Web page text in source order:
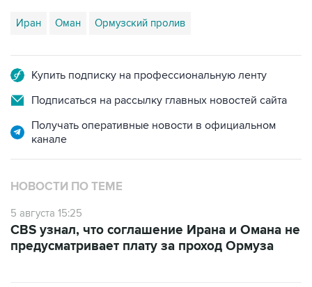
Иран Оман Ормузский пролив
Купить подписку на профессиональную ленту
Подписаться на рассылку главных новостей сайта
Получать оперативные новости в официальном
канале
НОВОСТИ ПО ТЕМЕ
5 августа 15:25
CBS узнал, что соглашение Ирана и Омана не
предусматривает плату за проход Ормуза